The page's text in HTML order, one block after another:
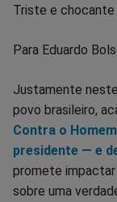
Triste e chocante
Para Eduardo
Justamente
povo brasileiro,
Contra o
presidente — e
promete
sobre uma